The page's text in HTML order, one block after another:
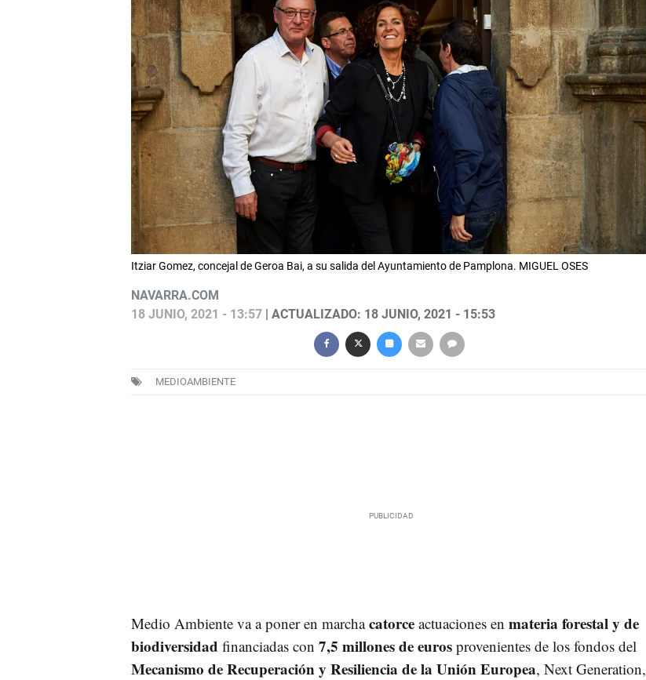
Itziar Gomez, concejal de Geroa Bai, a su salida del Ayuntamiento de Pamplona. MIGUEL OSES
NAVARRA.COM
18 JUNIO, 2021 - 13:57| ACTUALIZADO: 18 JUNIO, 2021 - 15:53
MEDIOAMBIENTE
Medio Ambiente va a poner en marchacatorce actuaciones en materia forestal y de
biodiversidad financiadas con 7,5 millones de euros provenientes de los fondos del
Mecanismo de Recuperación y Resiliencia de la Unión Europea, Next Generation,